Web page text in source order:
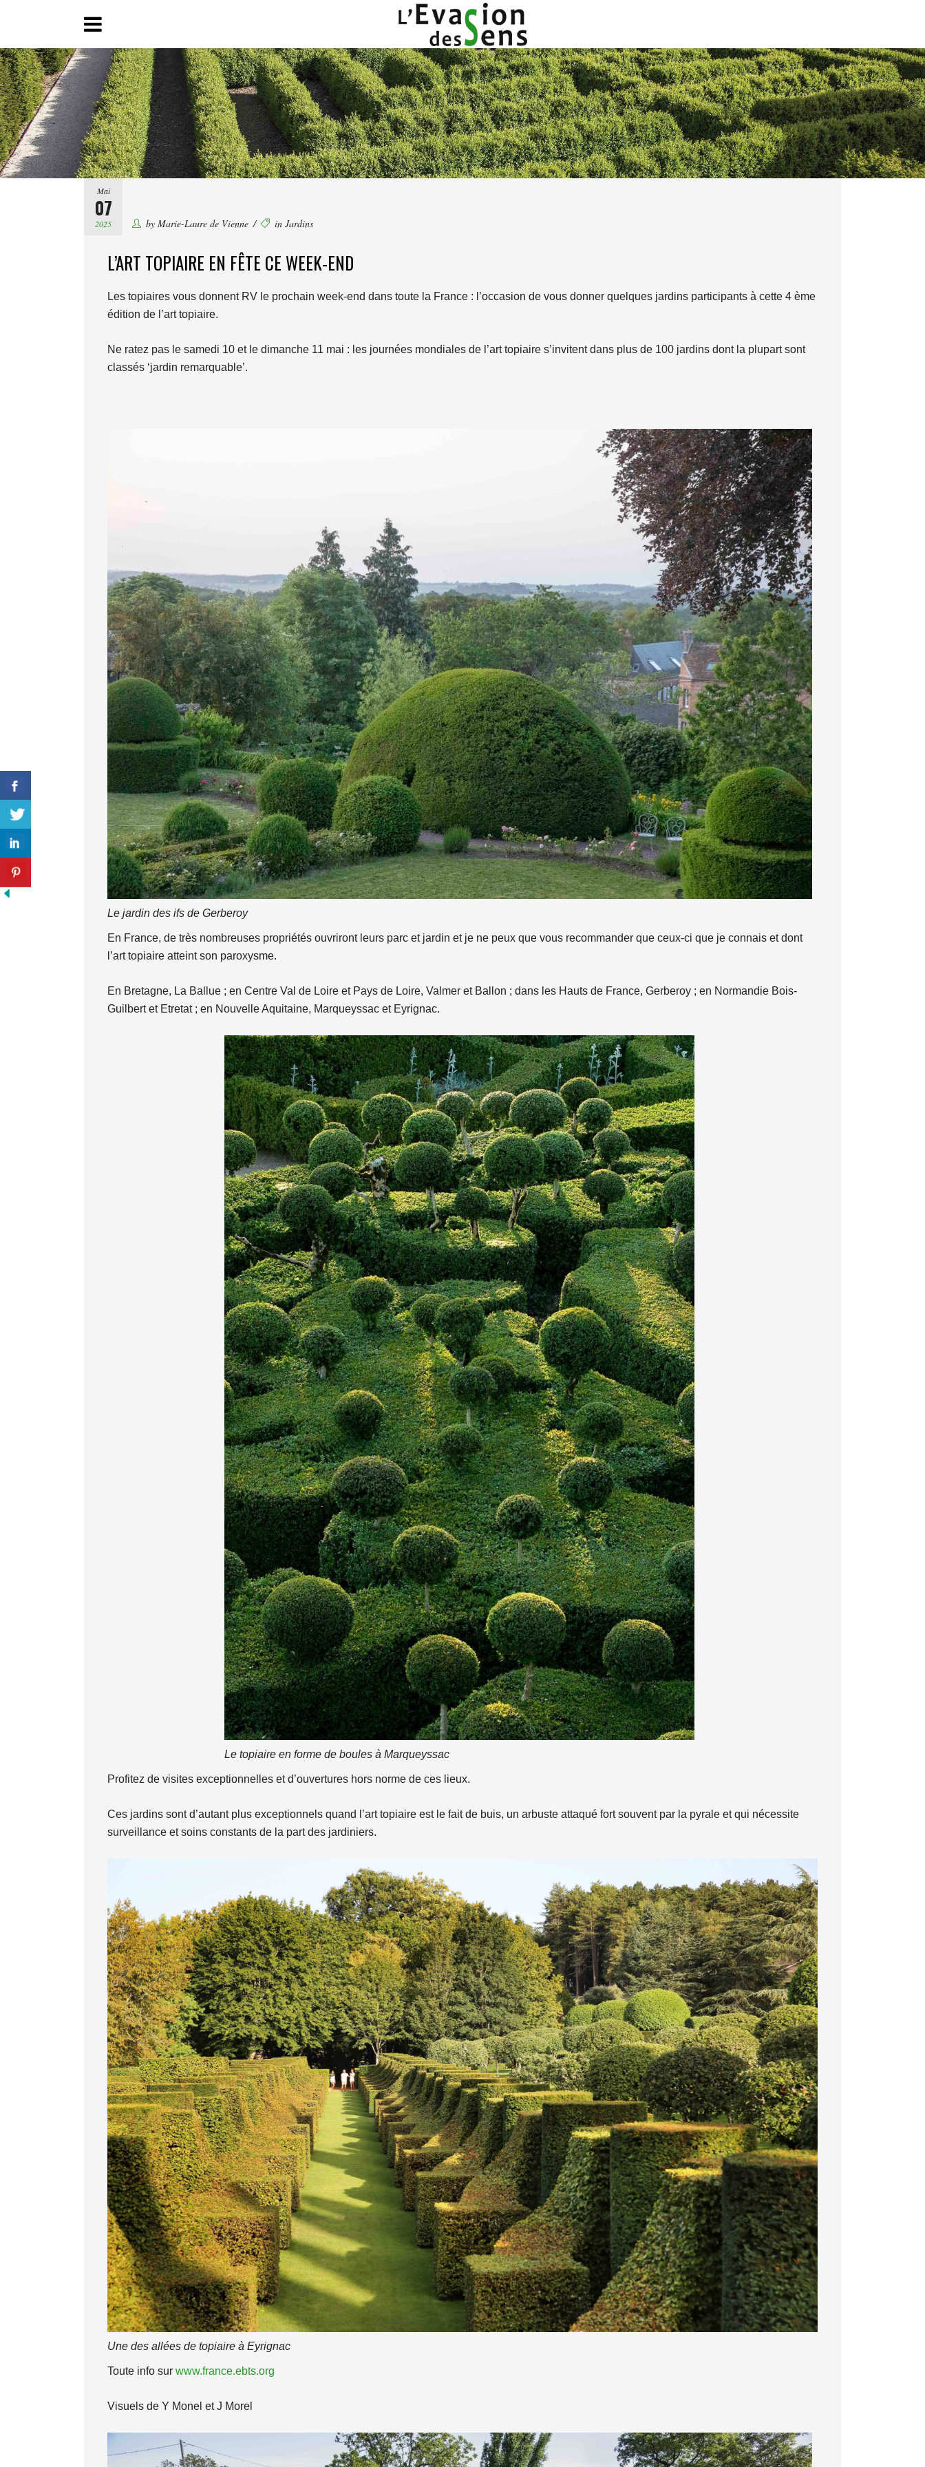
Mai
07
2025 by Marie-Laure de Vienne in Jardins
L’ART TOPIAIRE EN FÊTE CE WEEK-END
Les topiaires vous donnent RV le prochain week-end dans toute la France : l’occasion de vous donner quelques jardins participants à cette 4 ème
édition de l’art topiaire.
Ne ratez pas le samedi 10 et le dimanche 11 mai : les journées mondiales de l’art topiaire s’invitent dans plus de 100 jardins dont la plupart sont
classés ‘jardin remarquable’.
Le jardin des ifs de Gerberoy
En France, de très nombreuses propriétés ouvriront leurs parc et jardin et je ne peux que vous recommander que ceux-ci que je connais et dont
l’art topiaire atteint son paroxysme.
En Bretagne, La Ballue ; en Centre Val de Loire et Pays de Loire, Valmer et Ballon ; dans les Hauts de France, Gerberoy ; en Normandie Bois-
Guilbert et Etretat ; en Nouvelle Aquitaine, Marqueyssac et Eyrignac.
Le topiaire en forme de boules à Marqueyssac
Profitez de visites exceptionnelles et d’ouvertures hors norme de ces lieux.
Ces jardins sont d’autant plus exceptionnels quand l’art topiaire est le fait de buis, un arbuste attaqué fort souvent par la pyrale et qui nécessite
surveillance et soins constants de la part des jardiniers.
Une des allées de topiaire à Eyrignac
Toute info sur www.france.ebts.org
Visuels de Y Monel et J Morel